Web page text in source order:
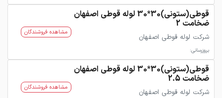
قوطی(ستونی)30*30 لوله قوطی اصفهان
ضخامت 2
شرکت لوله قوطی اصفهان
بروزرسانی:
مشاهده فروشندگان
قوطی(ستونی)30*30 لوله قوطی اصفهان
ضخامت 2.5
شرکت لوله قوطی اصفهان مشاهده فروشندگان